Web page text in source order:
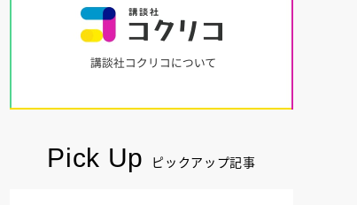
Pick Up ピックアップ記事